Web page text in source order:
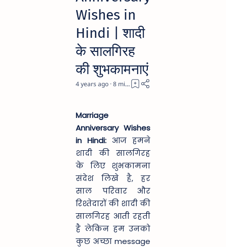
Wishes in
Hindi | शादी
के सालगिरह
की शुभकामनाएं
4 years ago 8
Marriage
Anniversary Wishes
in Hindi: आज हमने
शादी की सालगिरह
के लिए शुभकामना
संदेश लिखे है, हर
साल परिवार और
रिश्तेदारों की शादी की
सालगिरह आती रहती
है लेकिन हम उनको
कुछ अच्छा message